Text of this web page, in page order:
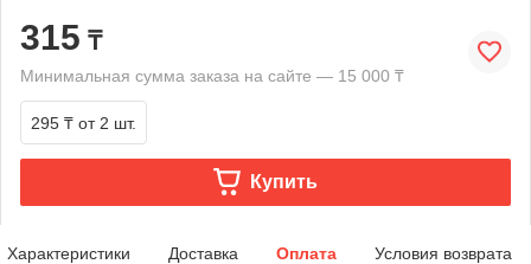
315 ₸
Минимальная сумма заказа на сайте — 15 000 ₸
295 ₸ от 2 шт.
Купить
Характеристики Доставка Оплата Условия возврата